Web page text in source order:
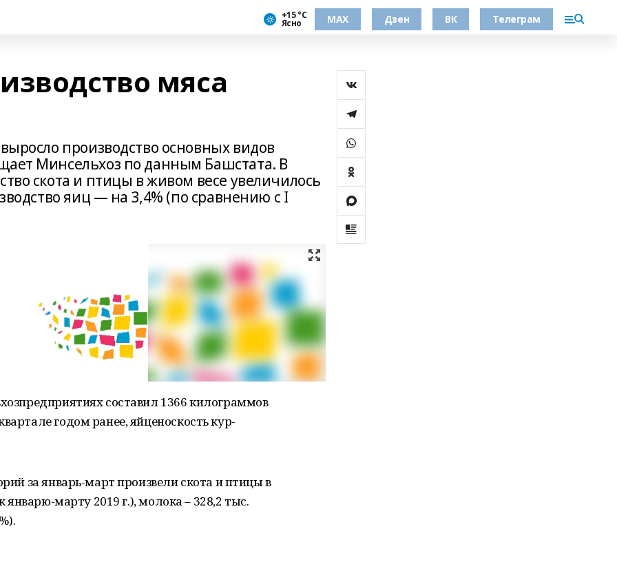
+15 °С
Ясно МАХ Дзен ВК Телеграм
мяса
производство основных видов
Минсельхоз по данным Башстата. В
скота и птицы в живом весе увеличилось
яиц — на 3,4% (по сравнению с I
составил 1366 килограммов
годом ранее, яйценоскость кур-
за январь-март произвели скота и птицы в
январю-марту 2019 г.), молока – 328,2 тыс.